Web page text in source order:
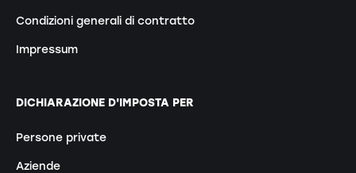
Condizioni generali di contratto
Impressum
DICHIARAZIONE D'IMPOSTA PER
Persone private
Aziende